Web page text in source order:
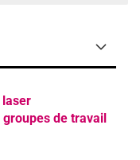
laser
de travail